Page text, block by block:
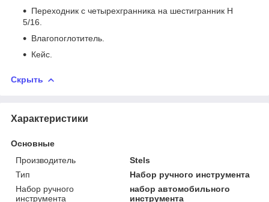
Переходник с четырехгранника на шестигранник Н
5/16.
Влагопоглотитель.
Кейс.
Скрыть
Характеристики
Основные
Производитель
Stels
Тип
Набор ручного инструмента
Набор ручного
инструмента
набор автомобильного
инструмента